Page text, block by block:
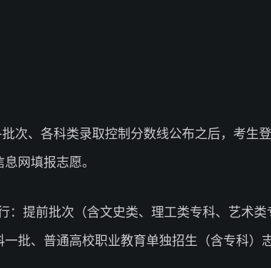
次、各科类录取控制分数线公布之后，考生
网填报志愿。
：提前批次（含文史类、理工类专科、艺术类
一批、普通高校职业教育单独招生（含专科